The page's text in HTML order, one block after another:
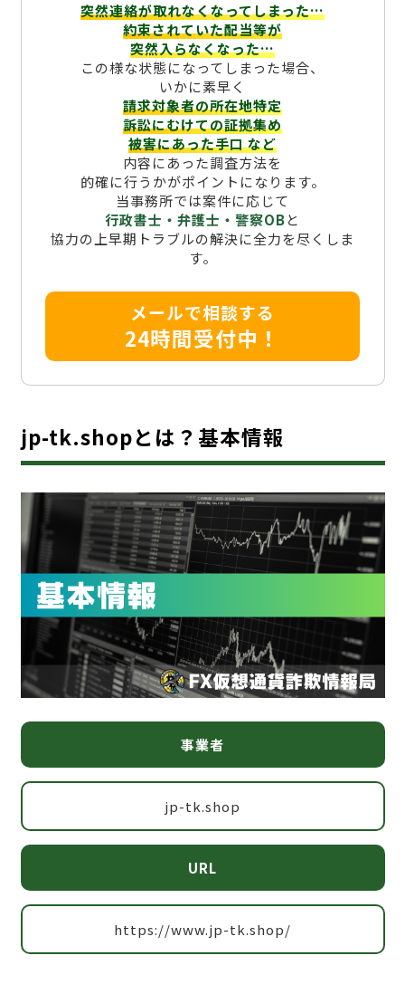
突然連絡が取れなくなってしまった…
約束されていた配当等が
突然入らなくなった…
この様な状態になってしまった場合、
いかに素早く
請求対象者の所在地特定
訴訟にむけての証拠集め
被害にあった手口など
内容にあった調査方法を
的確に行うかがポイントになります。
当事務所では案件に応じて
行政書士・弁護士・警察OBと
協力の上早期トラブルの解決に全力を尽くしま
す。
メールで相談する
24時間受付中！
jp-tk.shopとは？基本情報
事業者
jp-tk.shop
URL
https://www.jp-tk.shop/